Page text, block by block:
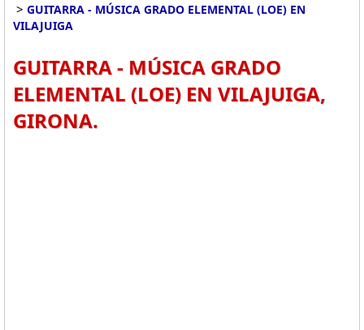
> GUITARRA - MÚSICA GRADO ELEMENTAL (LOE) EN
VILAJUIGA
GUITARRA - MÚSICA GRADO
ELEMENTAL (LOE) EN VILAJUIGA,
GIRONA.